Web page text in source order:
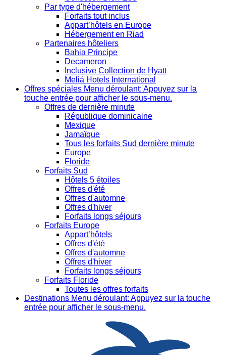
Par type d'hébergement
Forfaits tout inclus
Appart’hôtels en Europe
Hébergement en Riad
Partenaires hôteliers
Bahia Principe
Decameron
Inclusive Collection de Hyatt
Meliá Hotels International
Offres spéciales Menu déroulant: Appuyez sur la
touche entrée pour afficher le sous-menu.
Offres de dernière minute
République dominicaine
Mexique
Jamaïque
Tous les forfaits Sud dernière minute
Europe
Floride
Forfaits Sud
Hôtels 5 étoiles
Offres d'été
Offres d'automne
Offres d'hiver
Forfaits longs séjours
Forfaits Europe
Appart’hôtels
Offres d'été
Offres d'automne
Offres d'hiver
Forfaits longs séjours
Forfaits Floride
Toutes les offres forfaits
Destinations Menu déroulant: Appuyez sur la touche
entrée pour afficher le sous-menu.